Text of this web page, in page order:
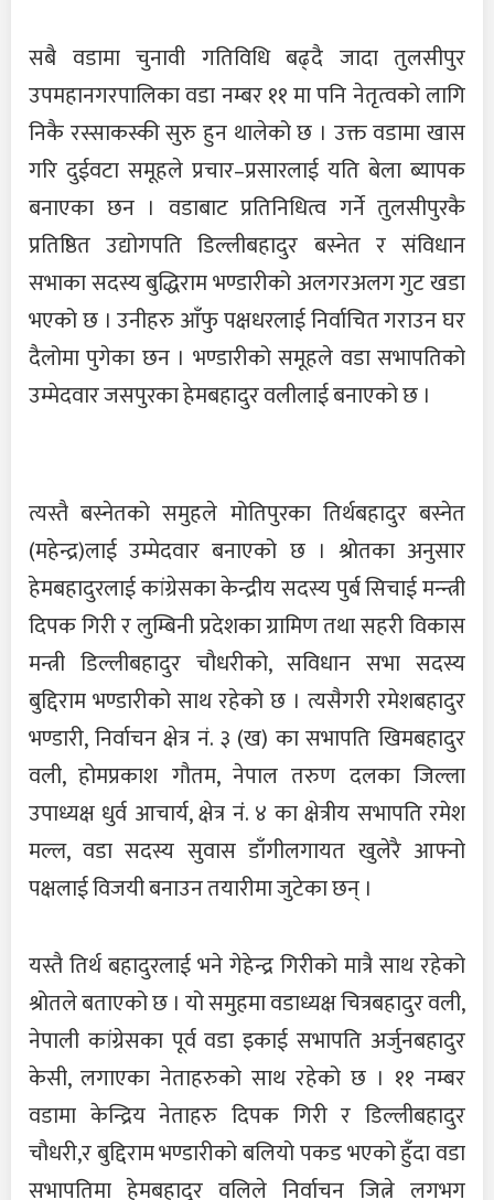
सबै वडामा चुनावी गतिविधि बढ्दै जादा तुलसीपुर
उपमहानगरपालिका वडा नम्बर ११ मा पनि नेतृत्वको लागि
निकै रस्साकस्की सुरु हुन थालेको छ । उक्त वडामा खास
गरि दुईवटा समूहले प्रचार–प्रसारलाई यति बेला ब्यापक
बनाएका छन । वडाबाट प्रतिनिधित्व गर्ने तुलसीपुरकै
प्रतिष्ठित उद्योगपति डिल्लीबहादुर बस्नेत र संविधान
सभाका सदस्य बुद्धिराम भण्डारीको अलगरअलग गुट खडा
भएको छ । उनीहरु आँफु पक्षधरलाई निर्वाचित गराउन घर
दैलोमा पुगेका छन । भण्डारीको समूहले वडा सभापतिको
उम्मेदवार जसपुरका हेमबहादुर वलीलाई बनाएको छ ।
त्यस्तै बस्नेतको समुहले मोतिपुरका तिर्थबहादुर बस्नेत
(महेन्द्र)लाई उम्मेदवार बनाएको छ । श्रोतका अनुसार
हेमबहादुरलाई कांग्रेसका केन्द्रीय सदस्य पुर्ब सिचाई मन्न्त्री
दिपक गिरी र लुम्बिनी प्रदेशका ग्रामिण तथा सहरी विकास
मन्त्री डिल्लीबहादुर चौधरीको, सविधान सभा सदस्य
बुद्दिराम भण्डारीको साथ रहेको छ । त्यसैगरी रमेशबहादुर
भण्डारी, निर्वाचन क्षेत्र नं. ३ (ख) का सभापति खिमबहादुर
वली, होमप्रकाश गौतम, नेपाल तरुण दलका जिल्ला
उपाध्यक्ष धुर्व आचार्य, क्षेत्र नंं. ४ का क्षेत्रीय सभापति रमेश
मल्ल, वडा सदस्य सुवास डाँगीलगायत खुलेरै आफ्नो
पक्षलाई विजयी बनाउन तयारीमा जुटेका छन् ।
यस्तै तिर्थ बहादुरलाई भने गेहेन्द्र गिरीको मात्रै साथ रहेको
श्रोतले बताएको छ । यो समुहमा वडाध्यक्ष चित्रबहादुर वली,
नेपाली कांग्रेसका पूर्व वडा इकाई सभापति अर्जुनबहादुर
केसी, लगाएका नेताहरुको साथ रहेको छ । ११ नम्बर
वडामा केन्द्रिय नेताहरु दिपक गिरी र डिल्लीबहादुर
चौधरी,र बुद्दिराम भण्डारीको बलियो पकड भएको हुँदा वडा
सभापतिमा हेमबहादुर वलिले निर्वाचन जित्ने लगभग